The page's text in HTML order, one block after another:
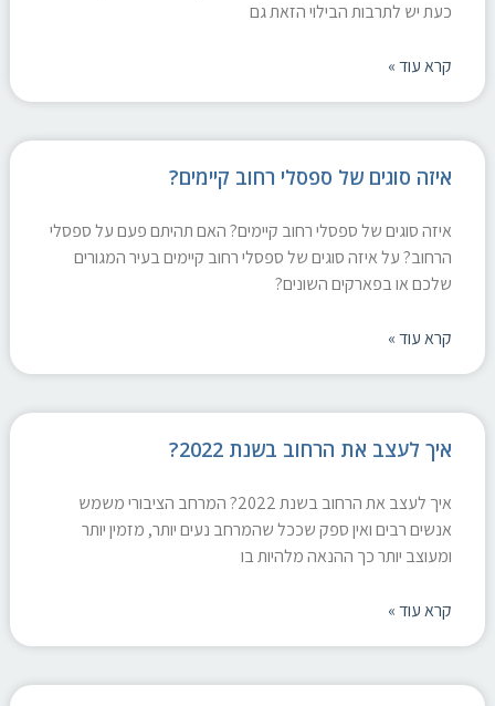
כעת יש לתרבות הבילוי הזאת גם
קרא עוד »
איזה סוגים של ספסלי רחוב קיימים?
איזה סוגים של ספסלי רחוב קיימים? האם תהיתם פעם על ספסלי
הרחוב? על איזה סוגים של ספסלי רחוב קיימים בעיר המגורים
שלכם או בפארקים השונים?
קרא עוד »
איך לעצב את הרחוב בשנת 2022?
איך לעצב את הרחוב בשנת 2022? המרחב הציבורי משמש
אנשים רבים ואין ספק שככל שהמרחב נעים יותר, מזמין יותר
ומעוצב יותר כך ההנאה מלהיות בו
קרא עוד »